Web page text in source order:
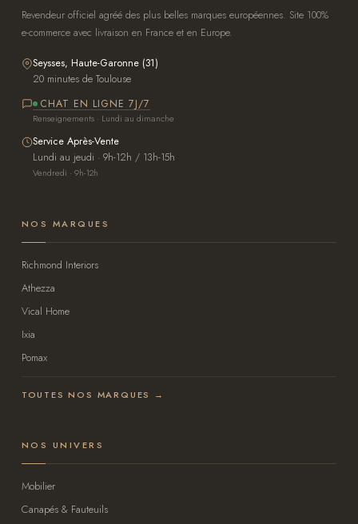
Revendeur officiel agréé des plus belles marques européennes. Site 100%
e-commerce avec livraison en France et en Europe.
Seysses, Haute-Garonne (31)
20 minutes de Toulouse
CHAT EN LIGNE 7J/7
Renseignements · Lundi au dimanche
Service Après-Vente
Lundi au jeudi · 9h-12h / 13h-15h
Vendredi · 9h-12h
NOS MARQUES
Richmond Interiors
Athezza
Vical Home
Ixia
Pomax
TOUTES NOS MARQUES →
NOS UNIVERS
Mobilier
Canapés & Fauteuils